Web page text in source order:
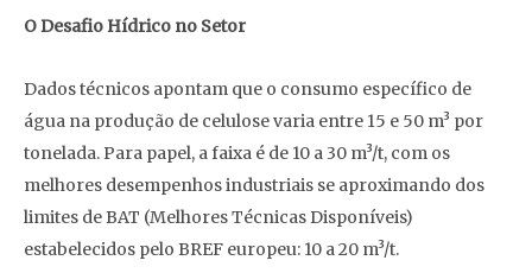
O Desafio Hídrico no Setor
Dados técnicos apontam que o consumo específico de
água na produção de celulose varia entre 15 e 50 m³ por
tonelada. Para papel, a faixa é de 10 a 30 m³/t, com os
melhores desempenhos industriais se aproximando dos
limites de BAT (Melhores Técnicas Disponíveis)
estabelecidos pelo BREF europeu: 10 a 20 m³/t.